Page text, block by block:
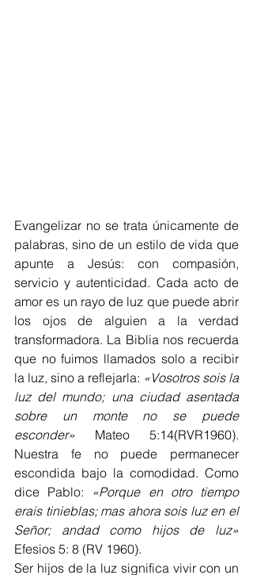
Evangelizar no se trata únicamente de
palabras, sino de un estilo de vida que
apunte a Jesús: con compasión,
servicio y autenticidad. Cada acto de
amor es un rayo de luz que puede abrir
los ojos de alguien a la verdad
transformadora. La Biblia nos recuerda
que no fuimos llamados solo a recibir
la luz, sino a reflejarla: «Vosotros sois la
luz del mundo; una ciudad asentada
sobre un monte no se puede
esconder» Mateo 5:14(RVR1960).
Nuestra fe no puede permanecer
escondida bajo la comodidad. Como
dice Pablo: «Porque en otro tiempo
erais tinieblas; mas ahora sois luz en el
Señor; andad como hijos de luz»
Efesios 5: 8 (RV 1960).
Ser hijos de la luz significa vivir con un